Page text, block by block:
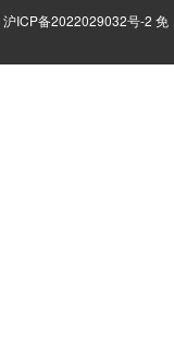
沪ICP备2022029032号-2 免